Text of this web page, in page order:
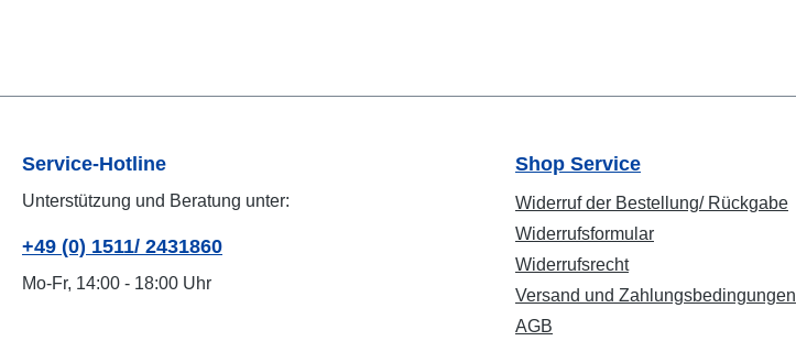
Service-Hotline
Unterstützung und Beratung unter:
+49 (0) 1511/ 2431860
Mo-Fr, 14:00 - 18:00 Uhr
Shop Service
Widerruf der Bestellung/ Rückgabe
Widerrufsformular
Widerrufsrecht
Versand und Zahlungsbedingungen
AGB